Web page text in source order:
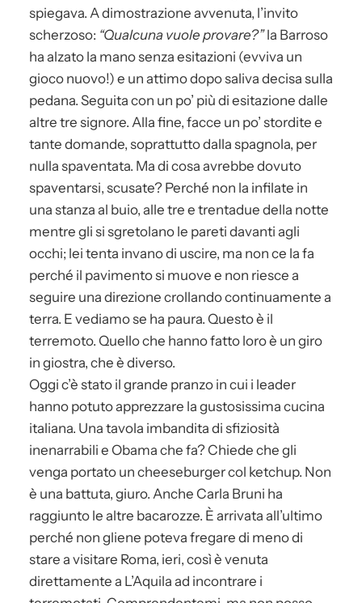
spiegava. A dimostrazione avvenuta, l’invito
scherzoso: “Qualcuna vuole provare?”la Barroso
ha alzato la mano senza esitazioni (evviva un
gioco nuovo!) e un attimo dopo saliva decisa sulla
pedana. Seguita con un po’ più di esitazione dalle
altre tre signore. Alla fine, facce un po’ stordite e
tante domande, soprattutto dalla spagnola, per
nulla spaventata. Ma di cosa avrebbe dovuto
spaventarsi, scusate? Perché non la infilate in
una stanza al buio, alle tre e trentadue della notte
mentre gli si sgretolano le pareti davanti agli
occhi; lei tenta invano di uscire, ma non ce la fa
perché il pavimento si muove e non riesce a
seguire una direzione crollando continuamente a
terra. E vediamo se ha paura. Questo è il
terremoto. Quello che hanno fatto loro è un giro
in giostra, che è diverso.
Oggi c’è stato il grande pranzo in cui i leader
hanno potuto apprezzare la gustosissima cucina
italiana. Una tavola imbandita di sfiziosità
inenarrabili e Obama che fa? Chiede che gli
venga portato un cheeseburger col ketchup. Non
è una battuta, giuro. Anche Carla Bruni ha
raggiunto le altre bacarozze. È arrivata all’ultimo
perché non gliene poteva fregare di meno di
stare a visitare Roma, ieri, così è venuta
direttamente a L’Aquila ad incontrare i